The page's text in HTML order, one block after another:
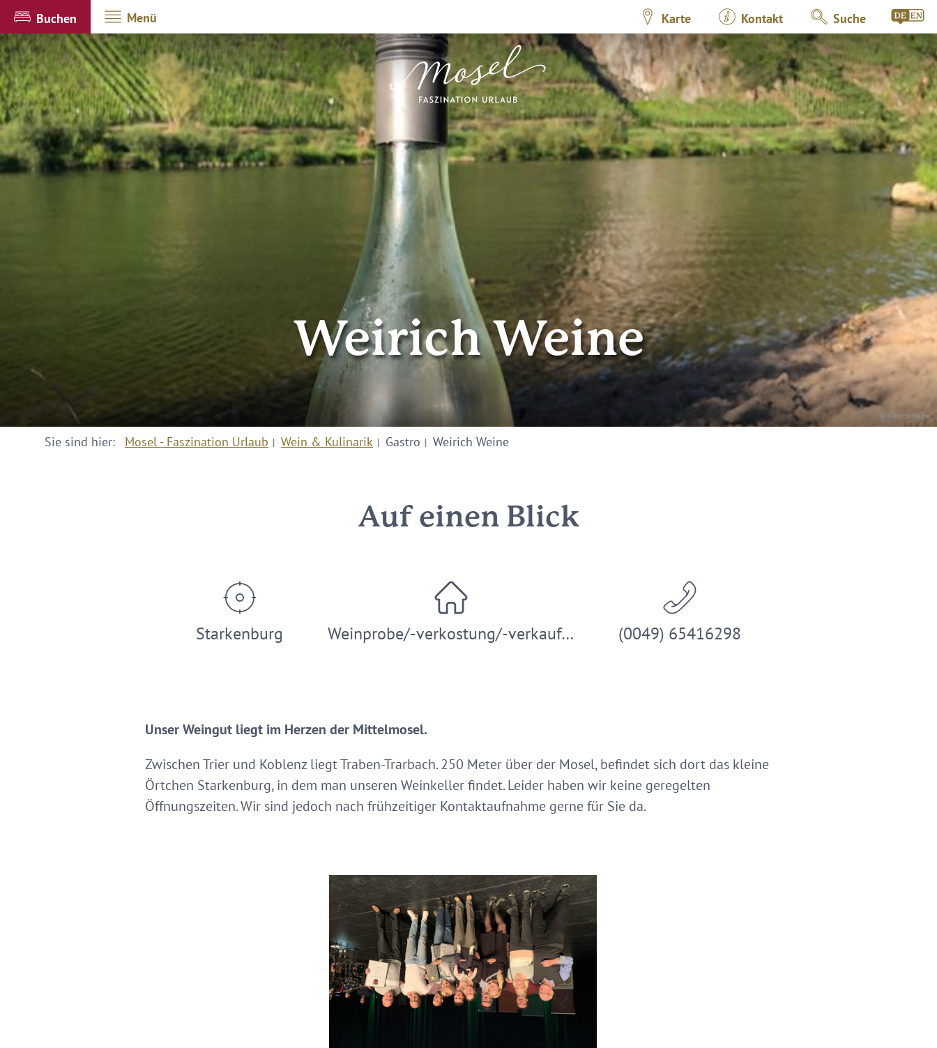
Buchen Menü Karte Kontakt Suche
© Weirich Weine
Weirich Weine
Sie sind hier: Mosel - Faszination Urlaub Wein & Kulinarik Gastro Weirich Weine
Auf einen Blick
Starkenburg Weinprobe/-verkostung/-verkauf… (0049) 65416298
Unser Weingut liegt im Herzen der Mittelmosel.
Zwischen Trier und Koblenz liegt Traben-Trarbach. 250 Meter über der Mosel, befindet sich dort das kleine
Örtchen Starkenburg, in dem man unseren Weinkeller findet. Leider haben wir keine geregelten
Öffnungszeiten. Wir sind jedoch nach frühzeitiger Kontaktaufnahme gerne für Sie da.